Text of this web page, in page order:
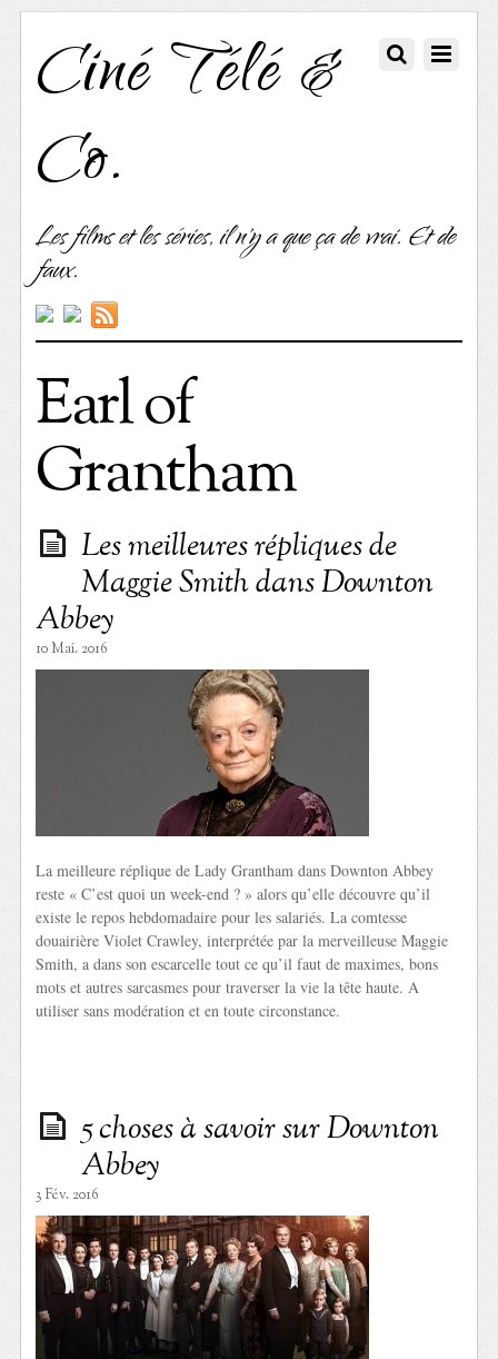
Ciné Télé &
Co.
Les films et les séries, il n'y a que ça de vrai. Et de
faux.
Earl of
Grantham
Les meilleures répliques de
Maggie Smith dans Downton
Abbey
10 Mai. 2016
La meilleure réplique de Lady Grantham dans Downton Abbey
reste « C’est quoi un week-end ? » alors qu’elle découvre qu’il
existe le repos hebdomadaire pour les salariés. La comtesse
douairière Violet Crawley, interprétée par la merveilleuse Maggie
Smith, a dans son escarcelle tout ce qu’il faut de maximes, bons
mots et autres sarcasmes pour traverser la vie la tête haute. A
utiliser sans modération et en toute circonstance.
5 choses à savoir sur Downton
Abbey
3 Fév. 2016